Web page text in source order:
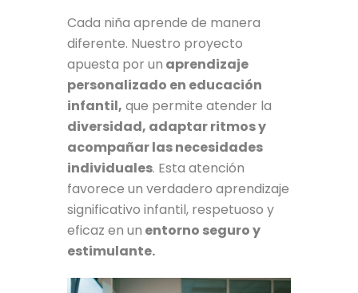
Cada niña aprende de manera
diferente. Nuestro proyecto
apuesta por un aprendizaje
personalizado en educación
infantil, que permite atender la
diversidad, adaptar ritmos y
acompañar las necesidades
individuales. Esta atención
favorece un verdadero aprendizaje
significativo infantil, respetuoso y
eficaz en un entorno seguro y
estimulante.